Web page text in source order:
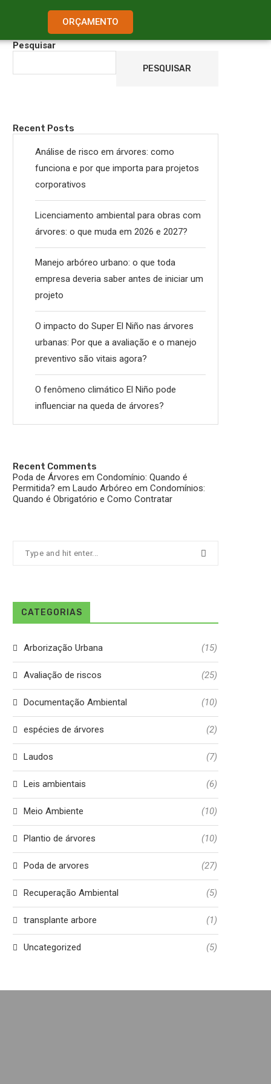
ORÇAMENTO
Pesquisar
PESQUISAR
Recent Posts
Análise de risco em árvores: como
funciona e por que importa para projetos
corporativos
Licenciamento ambiental para obras com
árvores: o que muda em 2026 e 2027?
Manejo arbóreo urbano: o que toda
empresa deveria saber antes de iniciar um
projeto
O impacto do Super El Niño nas árvores
urbanas: Por que a avaliação e o manejo
preventivo são vitais agora?
O fenômeno climático El Niño pode
influenciar na queda de árvores?
Recent Comments
Poda de Árvores em Condomínio: Quando é
Permitida? em Laudo Arbóreo em Condomínios:
Quando é Obrigatório e Como Contratar
CATEGORIAS
Arborização Urbana (15)
Avaliação de riscos (25)
Documentação Ambiental (10)
espécies de árvores (2)
Laudos (7)
Leis ambientais (6)
Meio Ambiente (10)
Plantio de árvores (10)
Poda de arvores (27)
Recuperação Ambiental (5)
transplante arbore (1)
Uncategorized (5)